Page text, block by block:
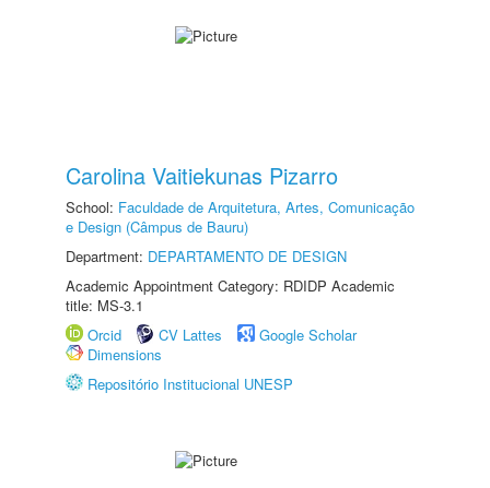
Carolina Vaitiekunas Pizarro
School: Faculdade de Arquitetura, Artes, Comunicação
e Design (Câmpus de Bauru)
Department: DEPARTAMENTO DE DESIGN
Academic Appointment Category: RDIDP Academic
title: MS-3.1
Orcid
CV Lattes
Google Scholar
Dimensions
Repositório Institucional UNESP